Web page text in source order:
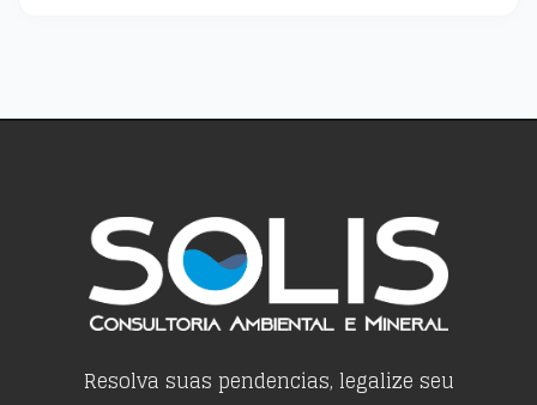
Resolva suas pendencias, legalize seu